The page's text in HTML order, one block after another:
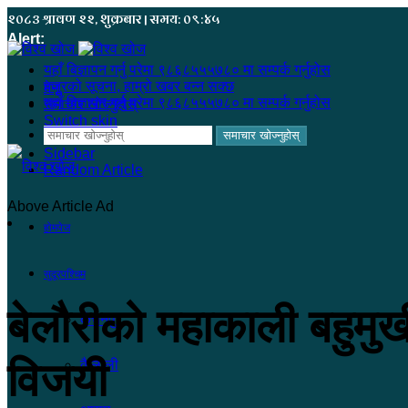
२०८३ श्रावण २२, शुक्रबार | समय: ०९:४५
Alert:
यहाँ बिज्ञापन गर्नु परेमा ९८६८५५५७८० मा सम्पर्क गर्नुहोस
हजुरको सूचना, हाम्रो खबर बन्न सक्छ
यहाँ बिज्ञापन गर्नु परेमा ९८६८५५५७८० मा सम्पर्क गर्नुहोस
समाचार खोज्नुहोस्
Sidebar
Random Article
मेनू
समाचार खोज्नुहोस्
Switch skin
होमपेज
सुदूरपश्चिम
कंचनपुर
कैलाली
Above Article Ad
बेलौरीको महाकाली
विजयी